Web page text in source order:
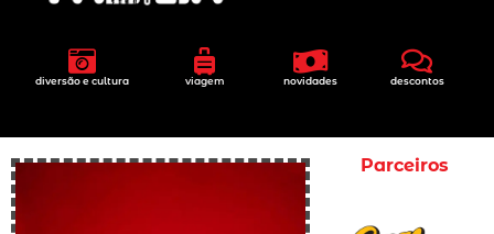
diversão e cultura viagem novidades descontos
Parceiros